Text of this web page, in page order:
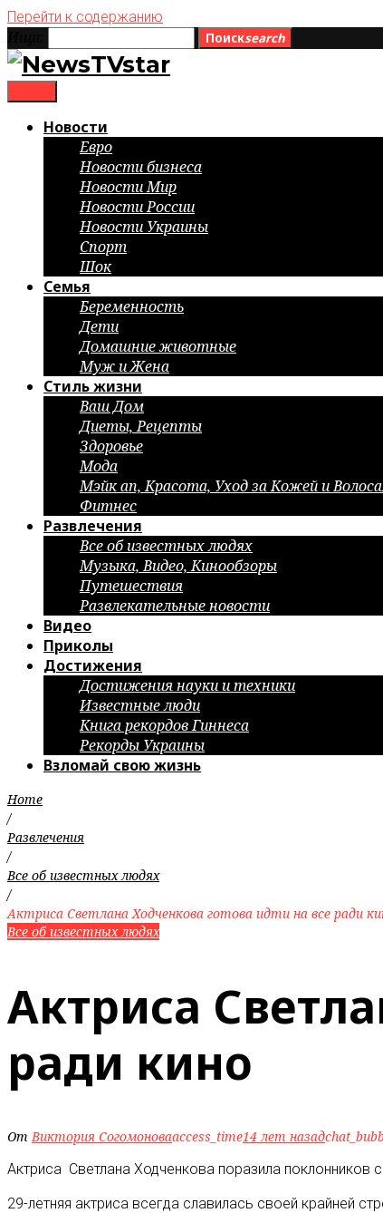
Перейти к содержанию
Поискsearch
Новости
Евро
Новости бизнеса
Новости Мир
Новости России
Новости Украины
Спорт
Шок
Семья
Беременность
Дети
Домашние животные
Муж и Жена
Стиль жизни
Ваш Дом
Диеты, Рецепты
Здоровье
Мода
Мэйк ап, Красота, Уход за Кожей и
Фитнес
Развлечения
Все об известных людях
Музыка, Видео, Кинообзоры
Путешествия
Развлекательные новости
Видео
Приколы
Достижения
Достижения науки и техники
Известные люди
Книга рекордов Гиннеса
Рекорды Украины
Взломай свою жизнь
Home
/
Развлечения
/
Все об известных людях
/
Актриса Светлана Ходченкова готова идти на все ради
Все об известных людях
Актриса
ради кино
ОтВиктория Согомоноваaccess_time14 лет назад
Актриса Светлана Ходченкова поразила
29-летняя актриса всегда славилась своей крайней